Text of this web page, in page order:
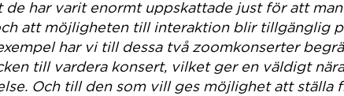
de har varit enormt uppskattade just för att
att möjligheten till interaktion blir tillgänglig
har vi till dessa två zoomkonserter
till vardera konsert, vilket ger en väldigt nära
Och till den som vill ges möjlighet att ställa